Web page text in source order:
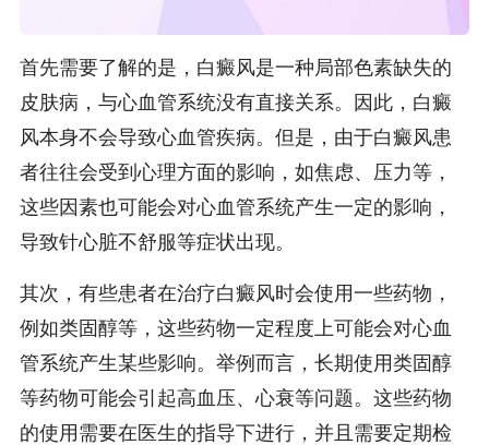
首先需要了解的是，白癜风是一种局部色素缺失的
皮肤病，与心血管系统没有直接关系。因此，白癜
风本身不会导致心血管疾病。但是，由于白癜风患
者往往会受到心理方面的影响，如焦虑、压力等，
这些因素也可能会对心血管系统产生一定的影响，
导致针心脏不舒服等症状出现。
其次，有些患者在治疗白癜风时会使用一些药物，
例如类固醇等，这些药物一定程度上可能会对心血
管系统产生某些影响。举例而言，长期使用类固醇
等药物可能会引起高血压、心衰等问题。这些药物
的使用需要在医生的指导下进行，并且需要定期检